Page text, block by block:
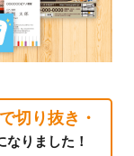
切り抜き・
なりました！